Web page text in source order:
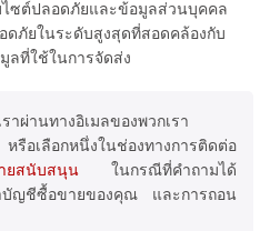
ซต์ปลอดภัยและข้อมูลส่วนบุคคล
ภัยในระดับสูงสุดที่สอดคล้องกับ
ลที่ใช้ในการจัดส่ง
าผ่านทางอิเมลของพวกเรา
อเลือกหนึ่งในช่องทางการติดต่อ
ยสนับสนุนในกรณีที่คำถามได้
บัญชีซื้อขายของคุณ และการถอน